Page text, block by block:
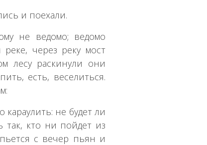
и поехали.
не ведомо; ведомо
через реку мост
лесу раскинули они
есть, веселиться.
не будет ли
так, кто ни пойдет из
с вечер пьян и